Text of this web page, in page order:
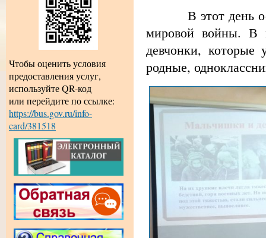
Чтобы оценить условия
предоставления услуг,
используйте QR-код
или перейдите по ссылке:
https://bus.gov.ru/info-
card/381518
В этот день
мировой войны. В
девчонки,
родные,